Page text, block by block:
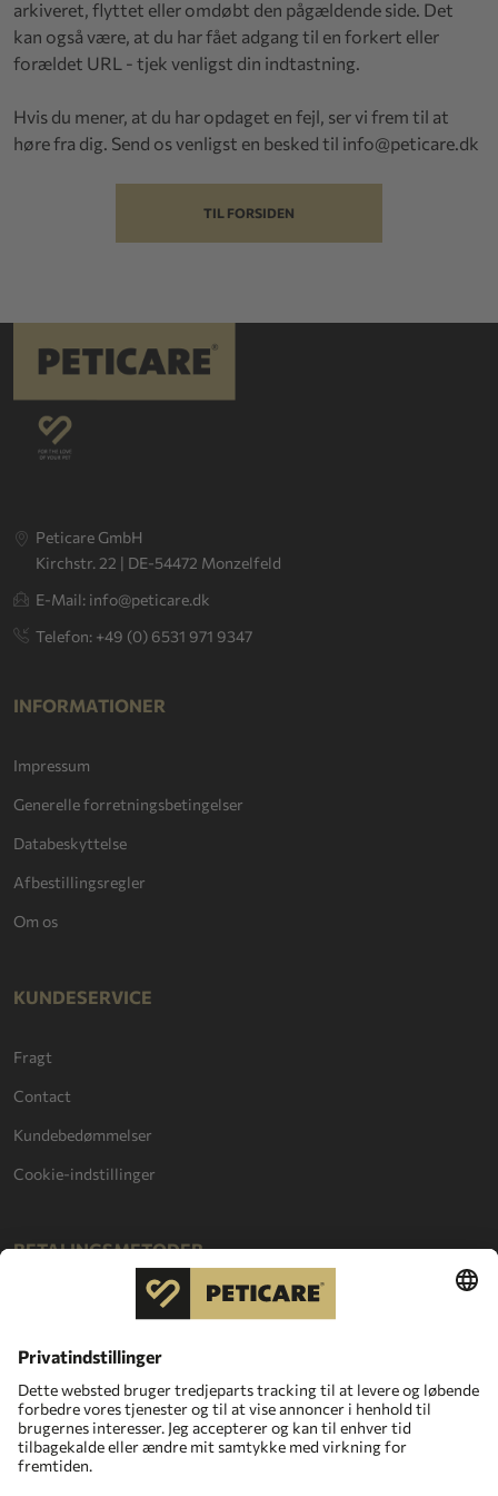
arkiveret, flyttet eller omdøbt den pågældende side. Det
kan også være, at du har fået adgang til en forkert eller
forældet URL - tjek venligst din indtastning.
Hvis du mener, at du har opdaget en fejl, ser vi frem til at
høre fra dig. Send os venligst en besked til info@peticare.dk
TIL FORSIDEN
Peticare GmbH
Kirchstr. 22 | DE-54472 Monzelfeld
E-Mail: info@peticare.dk
Telefon: +49 (0) 6531 971 9347
INFORMATIONER
Impressum
Generelle forretningsbetingelser
Databeskyttelse
Afbestillingsregler
Om os
KUNDESERVICE
Fragt
Contact
Kundebedømmelser
Cookie-indstillinger
BETALINGSMETODER